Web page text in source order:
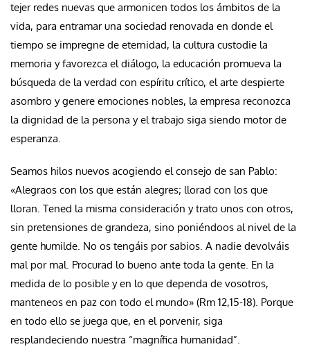
tejer redes nuevas que armonicen todos los ámbitos de la
vida, para entramar una sociedad renovada en donde el
tiempo se impregne de eternidad, la cultura custodie la
memoria y favorezca el diálogo, la educación promueva la
búsqueda de la verdad con espíritu crítico, el arte despierte
asombro y genere emociones nobles, la empresa reconozca
la dignidad de la persona y el trabajo siga siendo motor de
esperanza.
Seamos hilos nuevos acogiendo el consejo de san Pablo:
«Alegraos con los que están alegres; llorad con los que
lloran. Tened la misma consideración y trato unos con otros,
sin pretensiones de grandeza, sino poniéndoos al nivel de la
gente humilde. No os tengáis por sabios. A nadie devolváis
mal por mal. Procurad lo bueno ante toda la gente. En la
medida de lo posible y en lo que dependa de vosotros,
manteneos en paz con todo el mundo» (Rm 12,15-18). Porque
en todo ello se juega que, en el porvenir, siga
resplandeciendo nuestra “magnífica humanidad”.